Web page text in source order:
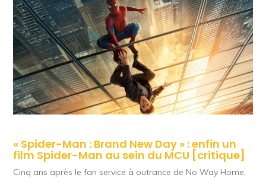
« Spider-Man : Brand New Day » : enfin un
film Spider-Man au sein du MCU [critique]
Cinq ans après le fan service à outrance de No Way Home,